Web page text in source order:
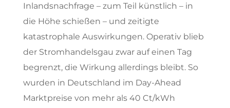
Inlandsnachfrage – zum Teil künstlich – in
die Höhe schießen – und zeitigte
katastrophale Auswirkungen. Operativ blieb
der Stromhandelsgau zwar auf einen Tag
begrenzt, die Wirkung allerdings bleibt. So
wurden in Deutschland im Day-Ahead
Marktpreise von mehr als 40 Ct/kWh